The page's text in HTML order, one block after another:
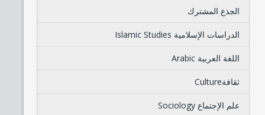
الجذع المشترك
الدراسات الإسلامية Islamic Studies
اللغة العربية Arabic
ثقافةCulture
علم الإجتماع Sociology